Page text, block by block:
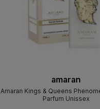
amaran
Amaran Kings & Queens
Parfum Unissex